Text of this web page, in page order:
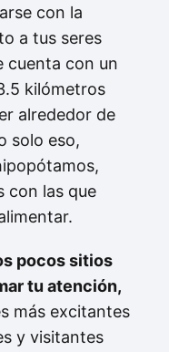
con la
a tus seres
cuenta con un
kilómetros
alrededor de
solo eso,
con las que
pocos sitios
tu atención,
más excitantes
y visitantes